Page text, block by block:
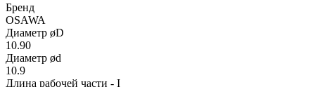
Бренд
OSAWA
Диаметр øD
10.90
Диаметр ød
10.9
Длина рабочей части - I